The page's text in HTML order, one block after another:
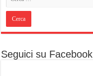
Seguici su Facebook